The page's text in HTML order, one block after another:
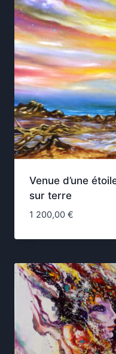
Venue d’une
sur terre
1 200,00 €